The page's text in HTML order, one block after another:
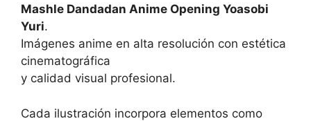
Mashle Dandadan Anime Opening Yoasobi
Yuri.
Imágenes anime en alta resolución con estética
cinematográfica
y calidad visual profesional.
Cada ilustración incorpora elementos como